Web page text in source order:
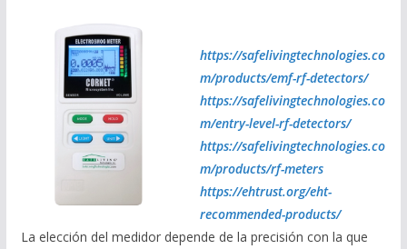
https://safelivingtechnologies.co
m/products/emf-rf-detectors/
https://safelivingtechnologies.co
m/entry-level-rf-detectors/
https://safelivingtechnologies.co
m/products/rf-meters
https://ehtrust.org/eht-
recommended-products/
La elección del medidor depende de la precisión con la que